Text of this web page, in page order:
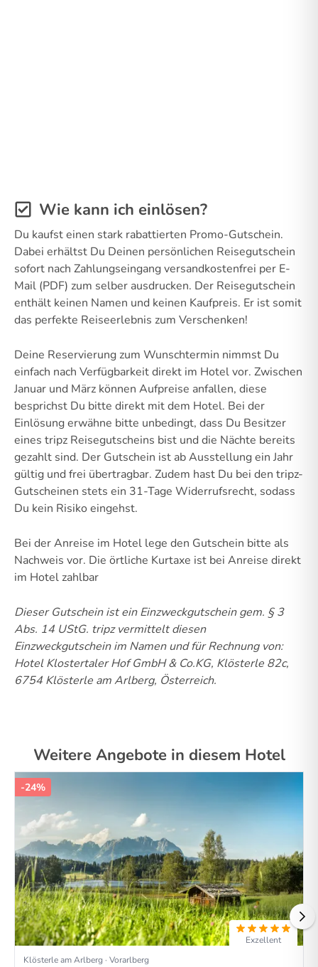
Wie kann ich einlösen?
Du kaufst einen stark rabattierten Promo-Gutschein.
Dabei erhältst Du Deinen persönlichen Reisegutschein
sofort nach Zahlungseingang versandkostenfrei per E-
Mail (PDF) zum selber ausdrucken. Der Reisegutschein
enthält keinen Namen und keinen Kaufpreis. Er ist somit
das perfekte Reiseerlebnis zum Verschenken!
Deine Reservierung zum Wunschtermin nimmst Du
einfach nach Verfügbarkeit direkt im Hotel vor. Zwischen
Januar und März können Aufpreise anfallen, diese
besprichst Du bitte direkt mit dem Hotel. Bei der
Einlösung erwähne bitte unbedingt, dass Du Besitzer
eines tripz Reisegutscheins bist und die Nächte bereits
gezahlt sind. Der Gutschein ist ab Ausstellung ein Jahr
gültig und frei übertragbar. Zudem hast Du bei den tripz-
Gutscheinen stets ein 31-Tage Widerrufsrecht, sodass
Du kein Risiko eingehst.
Bei der Anreise im Hotel lege den Gutschein bitte als
Nachweis vor. Die örtliche Kurtaxe ist bei Anreise direkt
im Hotel zahlbar
Dieser Gutschein ist ein Einzweckgutschein gem. § 3
Abs. 14 UStG. tripz vermittelt diesen
Einzweckgutschein im Namen und für Rechnung von:
Hotel Klostertaler Hof GmbH & Co.KG, Klösterle 82c,
6754 Klösterle am Arlberg, Österreich.
Weitere Angebote in diesem Hotel
-24%
Exzellent
Klösterle am Arlberg · Vorarlberg